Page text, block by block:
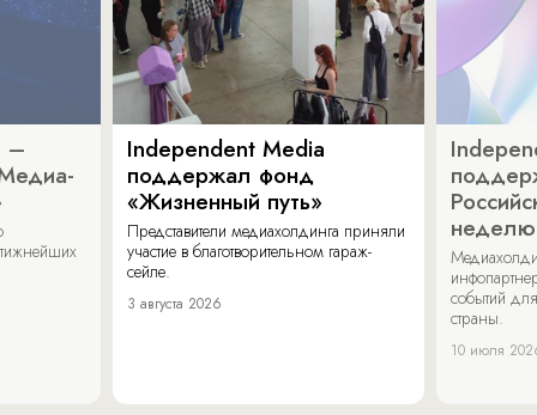
–
Independent Media
поддержал фонд
«Жизненный путь»
Представители медиахолдинга приняли
участие в благотворительном гараж-
сейле.
3 августа 2026
неделю
событий
страны.
10 июля